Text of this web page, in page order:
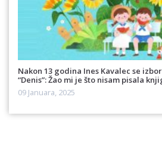
Nakon 13 godina Ines Kavalec se
“Denis”: Žao mi je što nisam pisala
09 Januara, 2025